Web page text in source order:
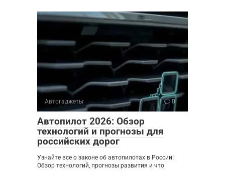
Автогаджеты 0
Автопилот 2026: Обзор
технологий и прогнозы для
российских дорог
Узнайте все о законе об автопилотах в России!
Обзор технологий, прогнозы развития и что